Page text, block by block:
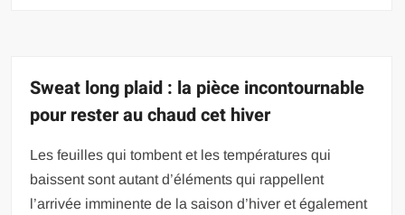
Sweat long plaid : la pièce incontournable
pour rester au chaud cet hiver
Les feuilles qui tombent et les températures qui
baissent sont autant d’éléments qui rappellent
l’arrivée imminente de la saison d’hiver et également